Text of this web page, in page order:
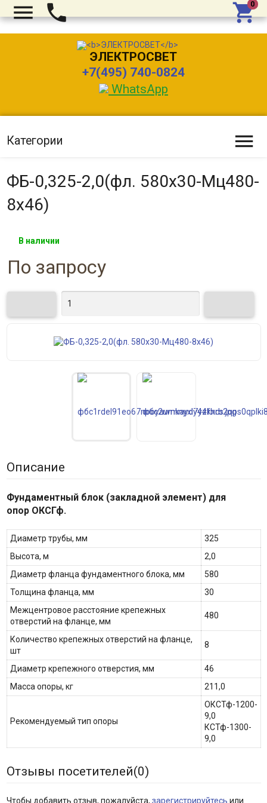
  
ЭЛЕКТРОСВЕТ
+7(495) 740-0824
WhatsApp
Категории 
ФБ-0,325-2,0(фл. 580х30-Мц480-
8х46)
В наличии
По запросу
Описание
Фундаментный блок (закладной элемент) для
опор ОКСГф.
Диаметр трубы, мм
325
Высота, м
2,0
Диаметр фланца фундаментного блока, мм
580
Толщина фланца, мм
30
Межцентровое расстояние крепежных
отверстий на фланце, мм
480
Количество крепежных отверстий на фланце,
шт
8
Диаметр крепежного отверстия, мм
46
Масса опоры, кг
211,0
Рекомендуемый тип опоры
ОКСТф-1200-
9,0
КСТф-1300-
9,0
Отзывы посетителей(0)
Чтобы добавить отзыв, пожалуйста, зарегистрируйтесь или